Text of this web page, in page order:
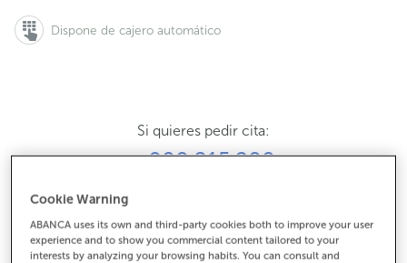
Dispone de cajero automático
Si quieres pedir cita:
900 815 200
987310985
Cookie Warning
ABANCA uses its own and third-party cookies both to improve your user
experience and to show you commercial content tailored to your
interests by analyzing your browsing habits. You can consult and